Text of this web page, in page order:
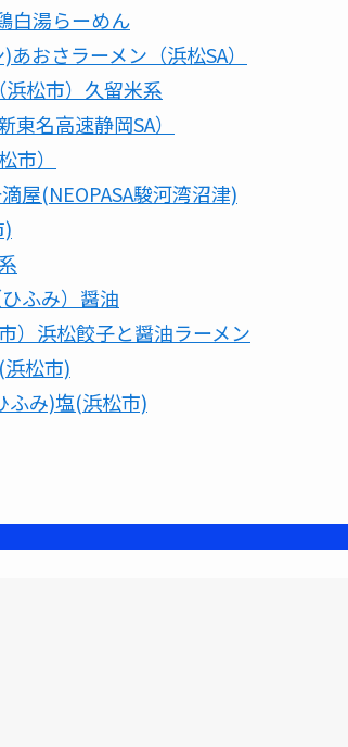
白湯らーめん
おさラーメン（浜松SA）
松市）久留米系
名高速静岡SA）
市）
屋(NEOPASA駿河湾沼津)
ふみ）醤油
）浜松餃子と醤油ラーメン
松市)
ふみ)塩(浜松市)